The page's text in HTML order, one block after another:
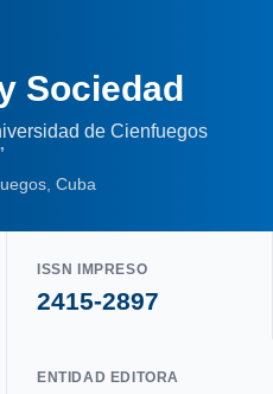
Sociedad
de Cienfuegos
Cuba
ISSN IMPRESO
2415-2897
ENTIDAD EDITORA